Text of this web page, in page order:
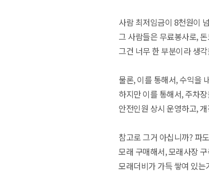
사람 최저임금이 8천원이
그 사람들은 무료봉사로,
그건 너무 한 부분이라 생
물론, 이를 통해서, 수익을
하지만 이를 통해서, 주차
안전인원 상시 운영하고,
참고로 그거 아십니까? 파
모래 구매해서, 모래사장
모래더비가 가득 쌓여 있는